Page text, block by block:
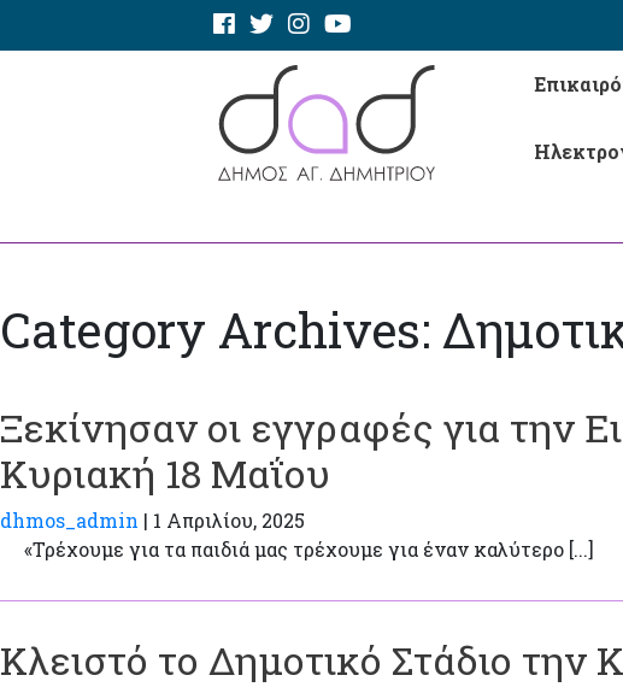
Category Archives:
Ξεκίνησαν οι εγγραφές για την
Κυριακή 18 Μαΐου
dhmos_admin | 1 Απριλίου, 2025
«Τρέχουμε για τα παιδιά μας τρέχουμε για έναν καλύτερο [...]
Κλειστό το Δημοτικό Στάδιο την